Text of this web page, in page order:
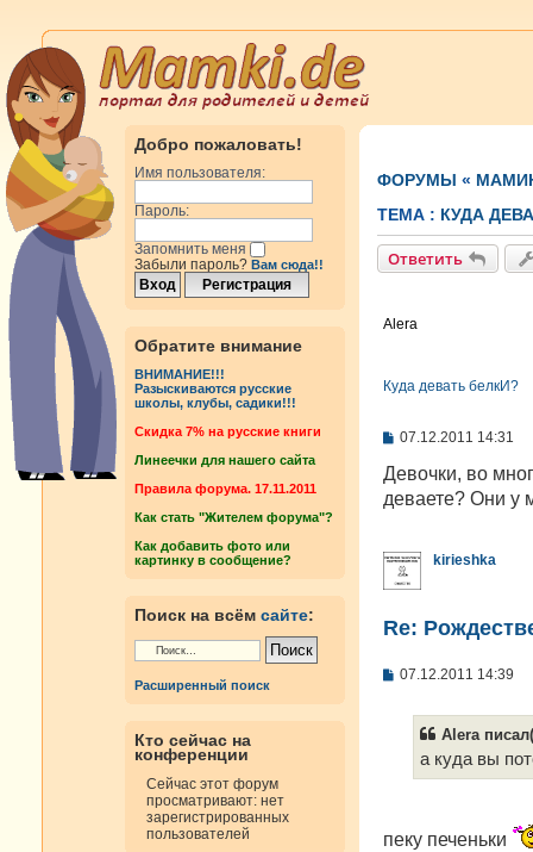
Добро пожаловать!
Имя пользователя:
Пароль:
Запомнить меня
Забыли пароль? Вам сюда!!
Обратите внимание
ВНИМАНИЕ!!!
Разыскиваются русские
школы, клубы, садики!!!
Cкидка 7% на русские книги
Линеечки для нашего сайта
Правила форума. 17.11.2011
Как стать "Жителем форума"?
Как добавить фото или
картинку в сообщение?
Поиск на всём сайте:
Расширенный поиск
Кто сейчас на
конференции
Сейчас этот форум
просматривают: нет
зарегистрированных
пользователей
ФОРУМЫ «
ТЕМА : КУДА
Ответить
Alera
Куда девать белкИ?
С
о
б
щ
и
е
07.12.2011 14:31
Девочки, во
деваете? Они у
kirieshka
Re:
С
07.12.2011 14:39
Alera
а куда вы
пеку печеньки